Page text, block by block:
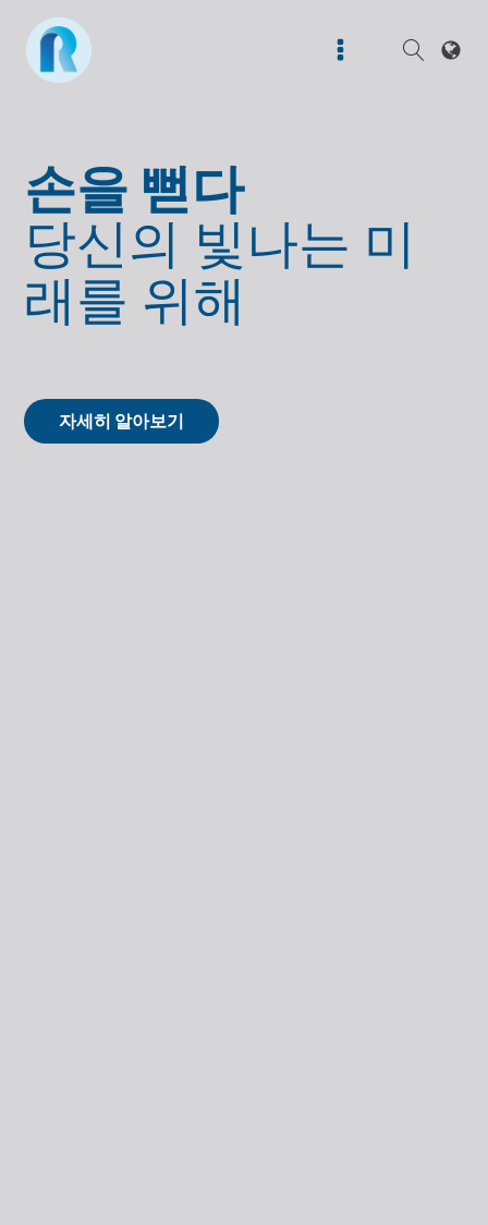
손을 뻗다
당신의 빛나는 미
래를 위해
자세히 알아보기